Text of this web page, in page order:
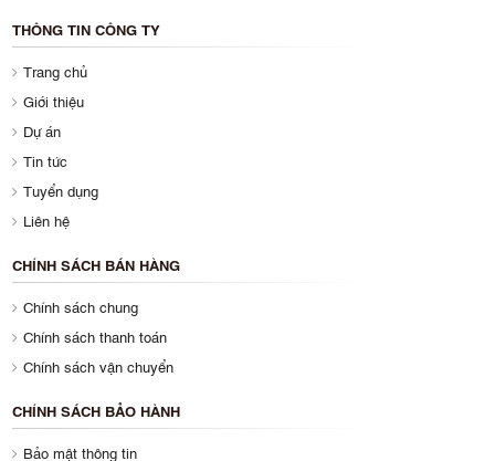
THÔNG TIN CÔNG TY
Trang chủ
Giới thiệu
Dự án
Tin tức
Tuyển dụng
Liên hệ
CHÍNH SÁCH BÁN HÀNG
Chính sách chung
Chính sách thanh toán
Chính sách vận chuyển
CHÍNH SÁCH BẢO HÀNH
Bảo mật thông tin